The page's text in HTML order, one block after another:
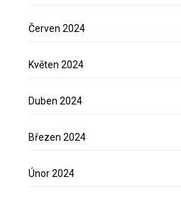
Červen 2024
Květen 2024
Duben 2024
Březen 2024
Únor 2024